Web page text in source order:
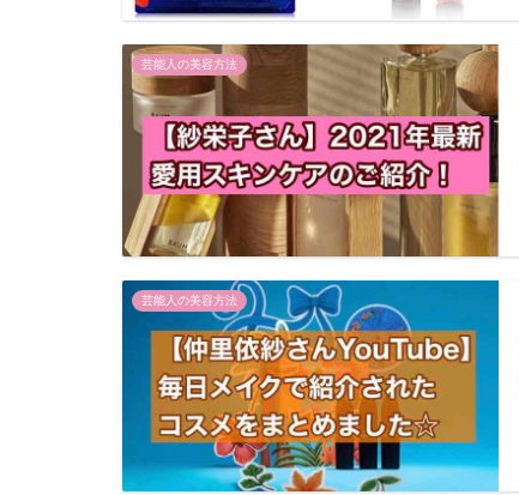
芸能人の美容方法
芸能人の美容方法